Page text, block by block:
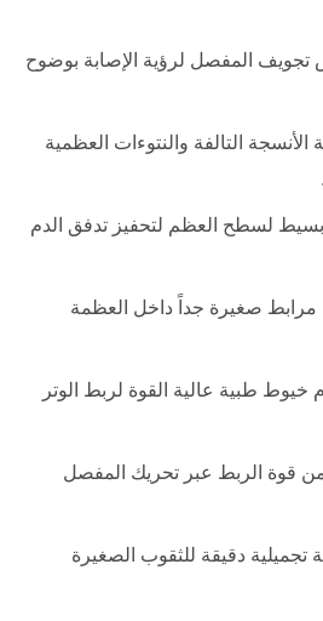
المفصل لرؤية الإصابة بوضوح
الأنسجة التالفة والنتوءات العظمية
لسطح العظم لتحفيز تدفق الدم
مرابط صغيرة جداً داخل العظمة
خيوط طبية عالية القوة لربط الوتر
من قوة الربط عبر تحريك المفصل
تجميلية دقيقة للثقوب الصغيرة